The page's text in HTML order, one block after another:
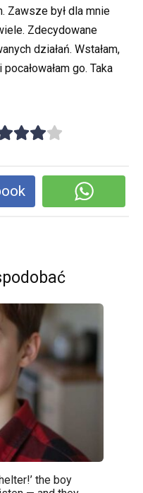
Zawsze był dla mnie
Zdecydowane
działań. Wstałam,
go. Taka
the boy